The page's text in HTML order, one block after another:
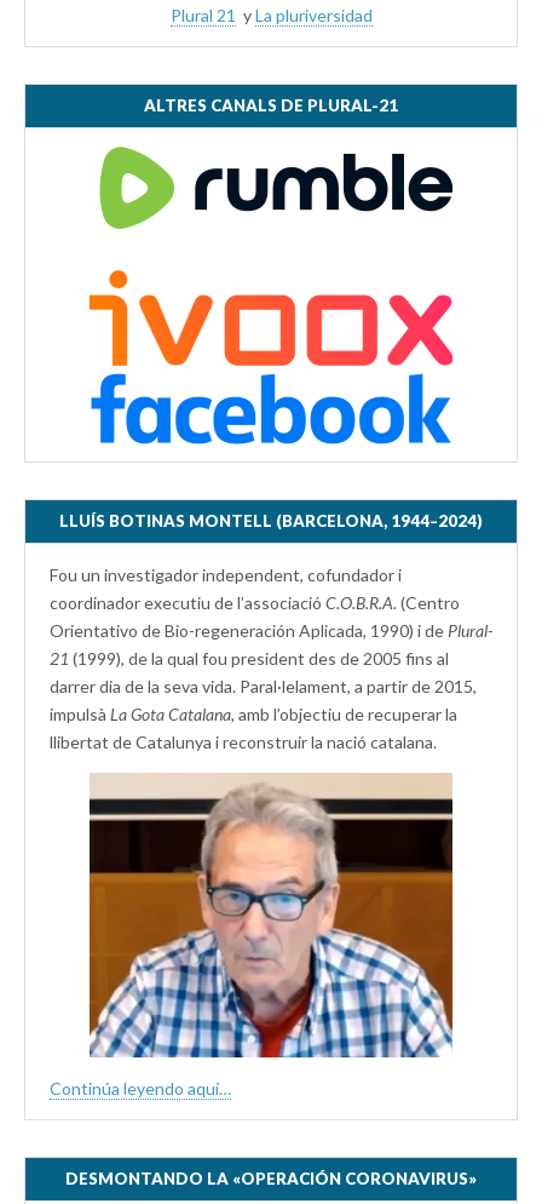
Plural 21 yLa pluriversidad
ALTRES CANALS DE PLURAL-21
LLUÍS BOTINAS MONTELL (BARCELONA, 1944–2024)
Fou un investigador independent, cofundador i
coordinador executiu de l’associació C.O.B.R.A. (Centro
Orientativo de Bio-regeneración Aplicada, 1990) i de Plural-
21 (1999), de la qual fou president des de 2005 fins al
darrer dia de la seva vida. Paral·lelament, a partir de 2015,
impulsà La Gota Catalana, amb l’objectiu de recuperar la
llibertat de Catalunya i reconstruir la nació catalana.
Continúa leyendo aquí…
DESMONTANDO LA «OPERACIÓN CORONAVIRUS»